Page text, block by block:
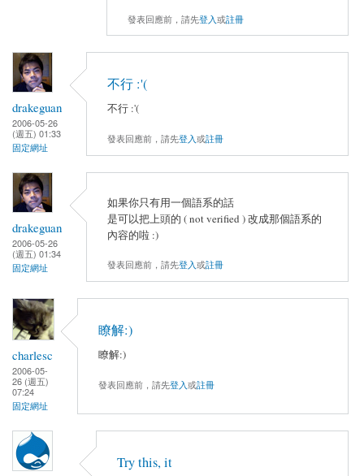
發表回應前，請先登入或註冊
drakeguan
2006-05-26
(週五) 01:33
固定網址
不行 :'(
不行 :'(
發表回應前，請先登入或註冊
drakeguan
2006-05-26
(週五) 01:34
固定網址
如果你只有用一個語系的話
是可以把上頭的 ( not verified ) 改成那個語系的
內容的啦 :)
發表回應前，請先登入或註冊
charlesc
2006-05-
26 (週五)
07:24
固定網址
瞭解:)
瞭解:)
發表回應前，請先登入或註冊
Try this, it